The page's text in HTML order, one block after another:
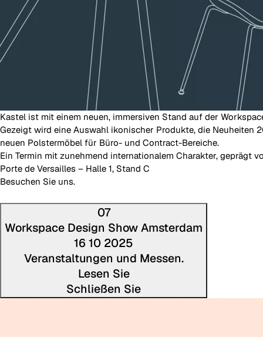
Kastel ist mit einem neuen, immersiven Stand auf der
Gezeigt wird eine Auswahl ikonischer Produkte, die Neuheiten
neuen Polstermöbel für Büro- und Contract-Bereiche.
Ein Termin mit zunehmend internationalem Charakter, geprägt
Porte de Versailles – Halle 1, Stand C
Besuchen Sie uns.
07
Workspace Design Show Amsterdam
16 10 2025
Veranstaltungen und Messen.
Lesen Sie
Schließen SieDen